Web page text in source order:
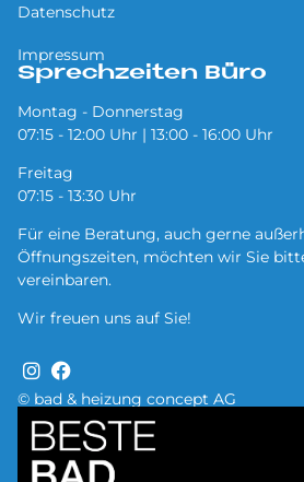
© bad & heizung concept AG
Datenschutz
Impressum
Sprechzeiten Büro
Montag - Donnerstag
07:15 - 12:00 Uhr | 13:00 - 16:00 Uhr
Freitag
07:15 - 13:30 Uhr
Für eine Beratung, auch gerne
Öffnungszeiten, möchten wir Sie
vereinbaren.
Wir freuen uns auf Sie!